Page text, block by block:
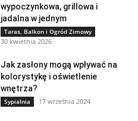
wypoczynkowa, grillowa i
jadalna w jednym
Taras, Balkon i Ogród Zimowy
30 kwietnia 2026
Jak zasłony mogą wpływać na
kolorystykę i oświetlenie
wnętrza?
Sypialnia 17 września 2024